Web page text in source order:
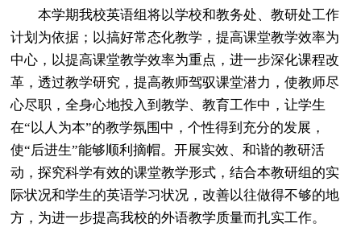
本学期我校英语组将以学校和教务处、教研处工作
计划为依据；以搞好常态化教学，提高课堂教学效率为
中心，以提高课堂教学效率为重点，进一步深化课程改
革，透过教学研究，提高教师驾驭课堂潜力，使教师尽
心尽职，全身心地投入到教学、教育工作中，让学生
在“以人为本”的教学氛围中，个性得到充分的发展，
使“后进生”能够顺利摘帽。开展实效、和谐的教研活
动，探究科学有效的课堂教学形式，结合本教研组的实
际状况和学生的英语学习状况，改善以往做得不够的地
方，为进一步提高我校的外语教学质量而扎实工作。